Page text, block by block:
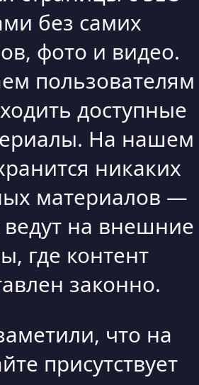
без самих
фото и видео.
пользователям
доступные
На нашем
никаких
материалов —
ведут на внешние
где контент
законно.
что на
присутствует